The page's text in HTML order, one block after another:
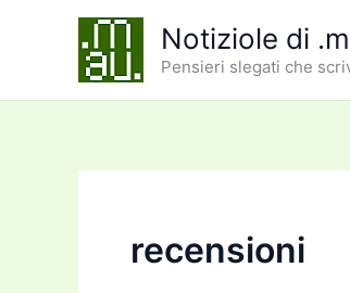
Notiziole di
Pensieri slegati che
recensioni